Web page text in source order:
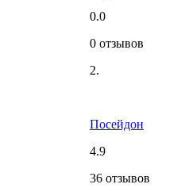
0.0
0 отзывов
2.
Посейдон
4.9
36 отзывов